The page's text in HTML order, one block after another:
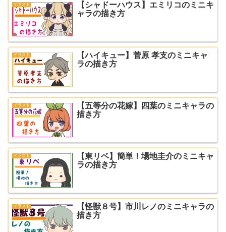
イラスト
【シャドーハウス】エミリコのミニキ
ャラの描き方
イラスト
【ハイキュー】菅原 孝支のミニキャ
ラの描き方
イラスト
【五等分の花嫁】四葉のミニキャラの
描き方
イラスト
【東リベ】簡単！場地圭介のミニキャ
ラの描き方
イラスト
【怪獣８号】市川レノのミニキャラの
描き方